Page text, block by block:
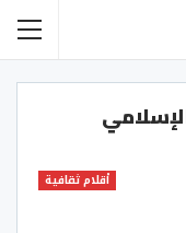
أقلام ثقافية